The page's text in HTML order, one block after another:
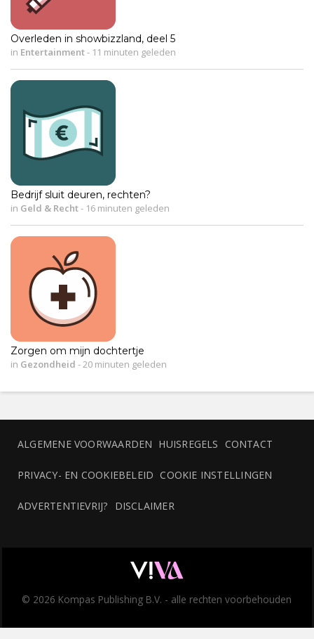
Overleden in showbizzland, deel 5
in Entertainment- 11 minuten geleden
Bedrijf sluit deuren, rechten?
in Geld & Recht- 16 minuten geleden
Zorgen om mijn dochtertje
in Gezondheid - 20 minuten geleden
ALGEMENE VOORWAARDEN HUISREGELS CONTACT
PRIVACY- EN COOKIEBELEID COOKIE INSTELLINGEN
ADVERTENTIEVRIJ? DISCLAIMER
© 2026 Kompas Publishing B.V. - alle rechten voorbehouden